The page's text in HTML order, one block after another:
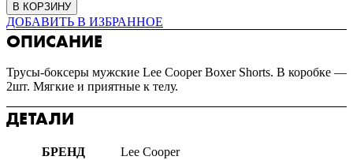
В КОРЗИНУ
ДОБАВИТЬ В ИЗБРАННОЕ
ОПИСАНИЕ
Трусы-боксеры мужские Lee Cooper Boxer Shorts. В коробке —
2шт. Мягкие и приятные к телу.
ДЕТАЛИ
БРЕНД Lee Cooper